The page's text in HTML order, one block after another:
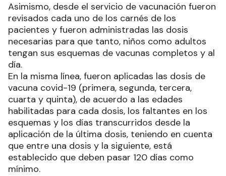
Asimismo, desde el servicio de vacunación fueron
revisados cada uno de los carnés de los
pacientes y fueron administradas las dosis
necesarias para que tanto, niños como adultos
tengan sus esquemas de vacunas completos y al
día.
En la misma línea, fueron aplicadas las dosis de
vacuna covid-19 (primera, segunda, tercera,
cuarta y quinta), de acuerdo a las edades
habilitadas para cada dosis, los faltantes en los
esquemas y los días transcurridos desde la
aplicación de la última dosis, teniendo en cuenta
que entre una dosis y la siguiente, está
establecido que deben pasar 120 días como
mínimo.